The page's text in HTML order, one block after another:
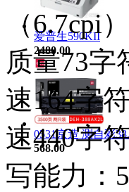
爱普生590KII
2480.00
0531京造 测自彩
568.00
（6.7cpi
质量73字
速164字
速440字
写能力：